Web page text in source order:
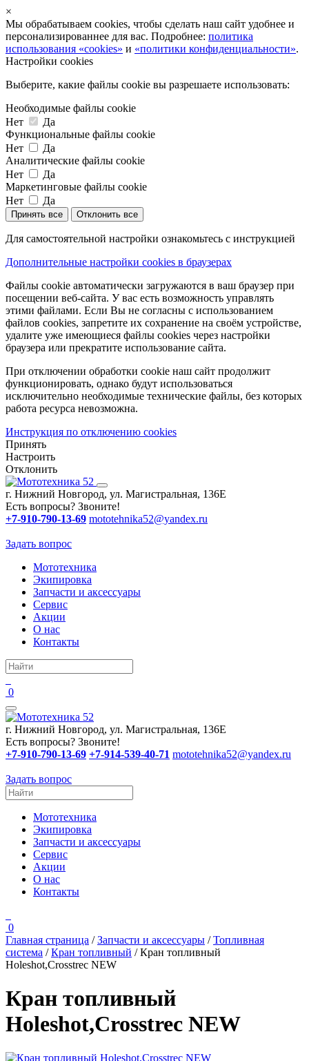
×
Мы обрабатываем cookies, чтобы сделать наш сайт удобнее и
персонализированнее для вас. Подробнее: политика
использования «cookies» и «политики конфиденциальности».
Настройки cookies
Выберите, какие файлы cookie вы разрешаете использовать:
Необходимые файлы cookie
Нет
Да
Функциональные файлы cookie
Нет
Да
Аналитические файлы cookie
Нет
Да
Маркетинговые файлы cookie
Нет
Да
Принять все Отклонить все
Для самостоятельной настройки ознакомьтесь с инструкцией
Дополнительные настройки cookies в браузерах
Файлы cookie автоматически загружаются в ваш браузер при
посещении веб-сайта. У вас есть возможность управлять
этими файлами. Если Вы не согласны с использованием
файлов cookies, запретите их сохранение на своём устройстве,
удалите уже имеющиеся файлы cookies через настройки
браузера или прекратите использование сайта.
При отключении обработки cookie наш сайт продолжит
функционировать, однако будут использоваться
исключительно необходимые технические файлы, без которых
работа ресурса невозможна.
Инструкция по отключению cookies
Принять
Настроить
Отклонить
г. Нижний Новгород, ул. Магистральная, 136Е
Есть вопросы? Звоните!
+7-910-790-13-69 mototehnika52@yandex.ru
Задать вопрос
Мототехника
Экипировка
Запчасти и аксессуары
Сервис
Акции
О нас
Контакты
0
г. Нижний Новгород, ул. Магистральная, 136Е
Есть вопросы? Звоните!
+7-910-790-13-69 +7-914-539-40-71 mototehnika52@yandex.ru
Задать вопрос
Мототехника
Экипировка
Запчасти и аксессуары
Сервис
Акции
О нас
Контакты
0
Главная страница /Запчасти и аксессуары /Топливная
система /Кран топливный /Кран топливный
Holeshot,Crosstrec NEW
Кран топливный
Holeshot,Crosstrec NEW